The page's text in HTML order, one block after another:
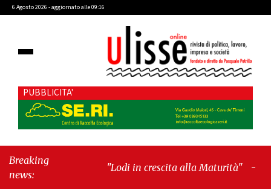
6 Agosto 2026 - aggiornato alle 09:16
PUBBLICITA'
Breaking
news:
"Lodi in crescita alla Maturità" -"Cava de’